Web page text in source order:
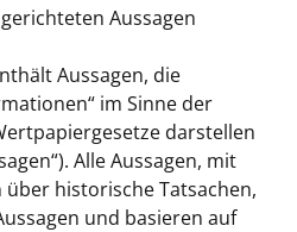
Aussagen
Aussagen, die
im Sinne der
darstellen
Alle Aussagen, mit
über historische Tatsachen,
und basieren auf